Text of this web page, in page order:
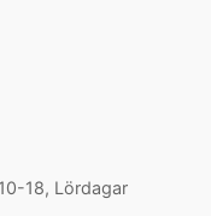
18, Lördagar